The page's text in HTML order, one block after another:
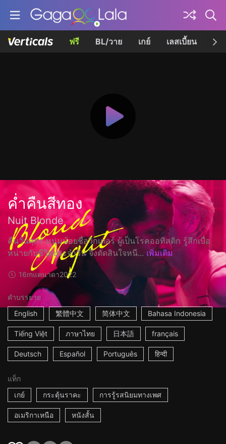
ฟรี BL/วาย เกย์ เลสเบี้ยน เค
ค่ำคืนสีทอง
Nuit Blonde
คืนวันศุกร์ หนุ่มน้อยชื่อวิกเตอร์ ผู้เป็นโรคออทิสติก รู้สึกเบื่อ
หน่ายกับชีวิตประจำวัน จึงตัดสินใจหนี... เพิ่มเติม
16mแคนาดา2022
คำบรรยาย
English
繁體中文 简体中文 Bahasa Indonesia
Tiếng Việt ภาษาไทย 日本語 français
Deutsch Español Português हिन्दी
แท็ก
เกย์
กระตุ้นราคะ การรู้รสนิยมทางเพศ
อเมริกาเหนือ หนังสั้น